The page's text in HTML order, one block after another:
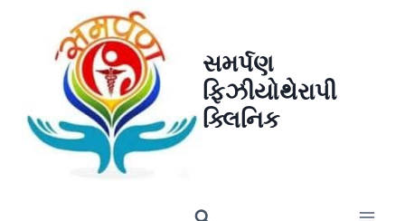
સમર્પણ
ફિઝીયોથેરાપી
ક્લિનિક